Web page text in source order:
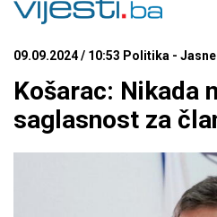
09.09.2024 / 10:53 Politika -
Košarac: Nikada
saglasnost za